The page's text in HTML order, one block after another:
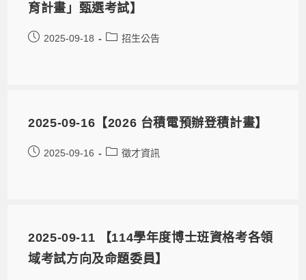
育計畫」甄選考試】
2025-09-18 招生公告
2025-09-16【2026 台積電預辦登積計畫】
2025-09-16 徵才資訊
2025-09-11 【114學年度博士班資格考各領
域考試方向及命題委員】